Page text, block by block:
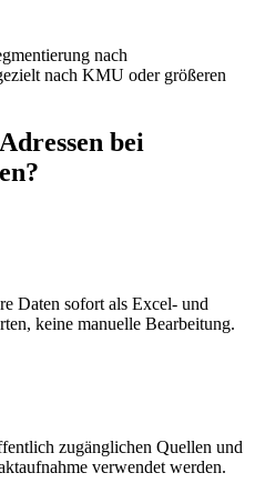
nach
nach KMU oder größeren
bei
Daten sofort als Excel- und
keine manuelle Bearbeitung.
zugänglichen Quellen und
verwendet werden.